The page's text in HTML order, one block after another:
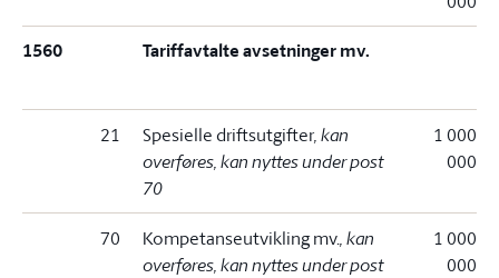
1560 Tariffavtalte avsetninger mv.
21 Spesielle driftsutgifter, kan
overføres, kan nyttes under post
70
1 000
000
70 Kompetanseutvikling mv., kan
overføres, kan nyttes under post
1 000
000